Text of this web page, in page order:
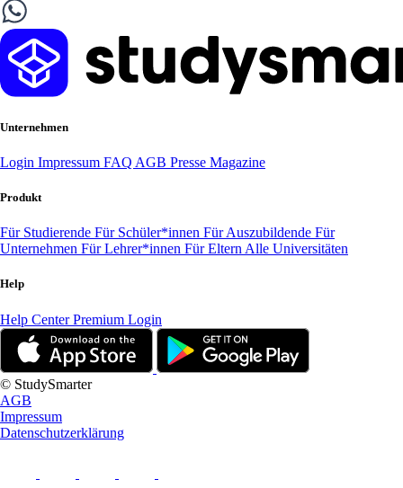
Unternehmen
Login Impressum FAQ AGB Presse Magazine
Produkt
Für Studierende Für Schüler*innen Für Auszubildende Für
Unternehmen Für Lehrer*innen Für Eltern Alle Universitäten
Help
Help CenterPremium Login
© StudySmarter
AGB
Impressum
Datenschutzerklärung